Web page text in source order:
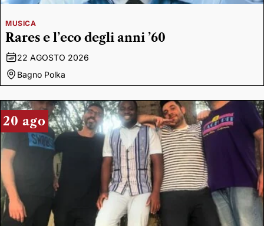
MUSICA
Rares e l’eco degli anni ’60
22 AGOSTO 2026
Bagno Polka
20 ago